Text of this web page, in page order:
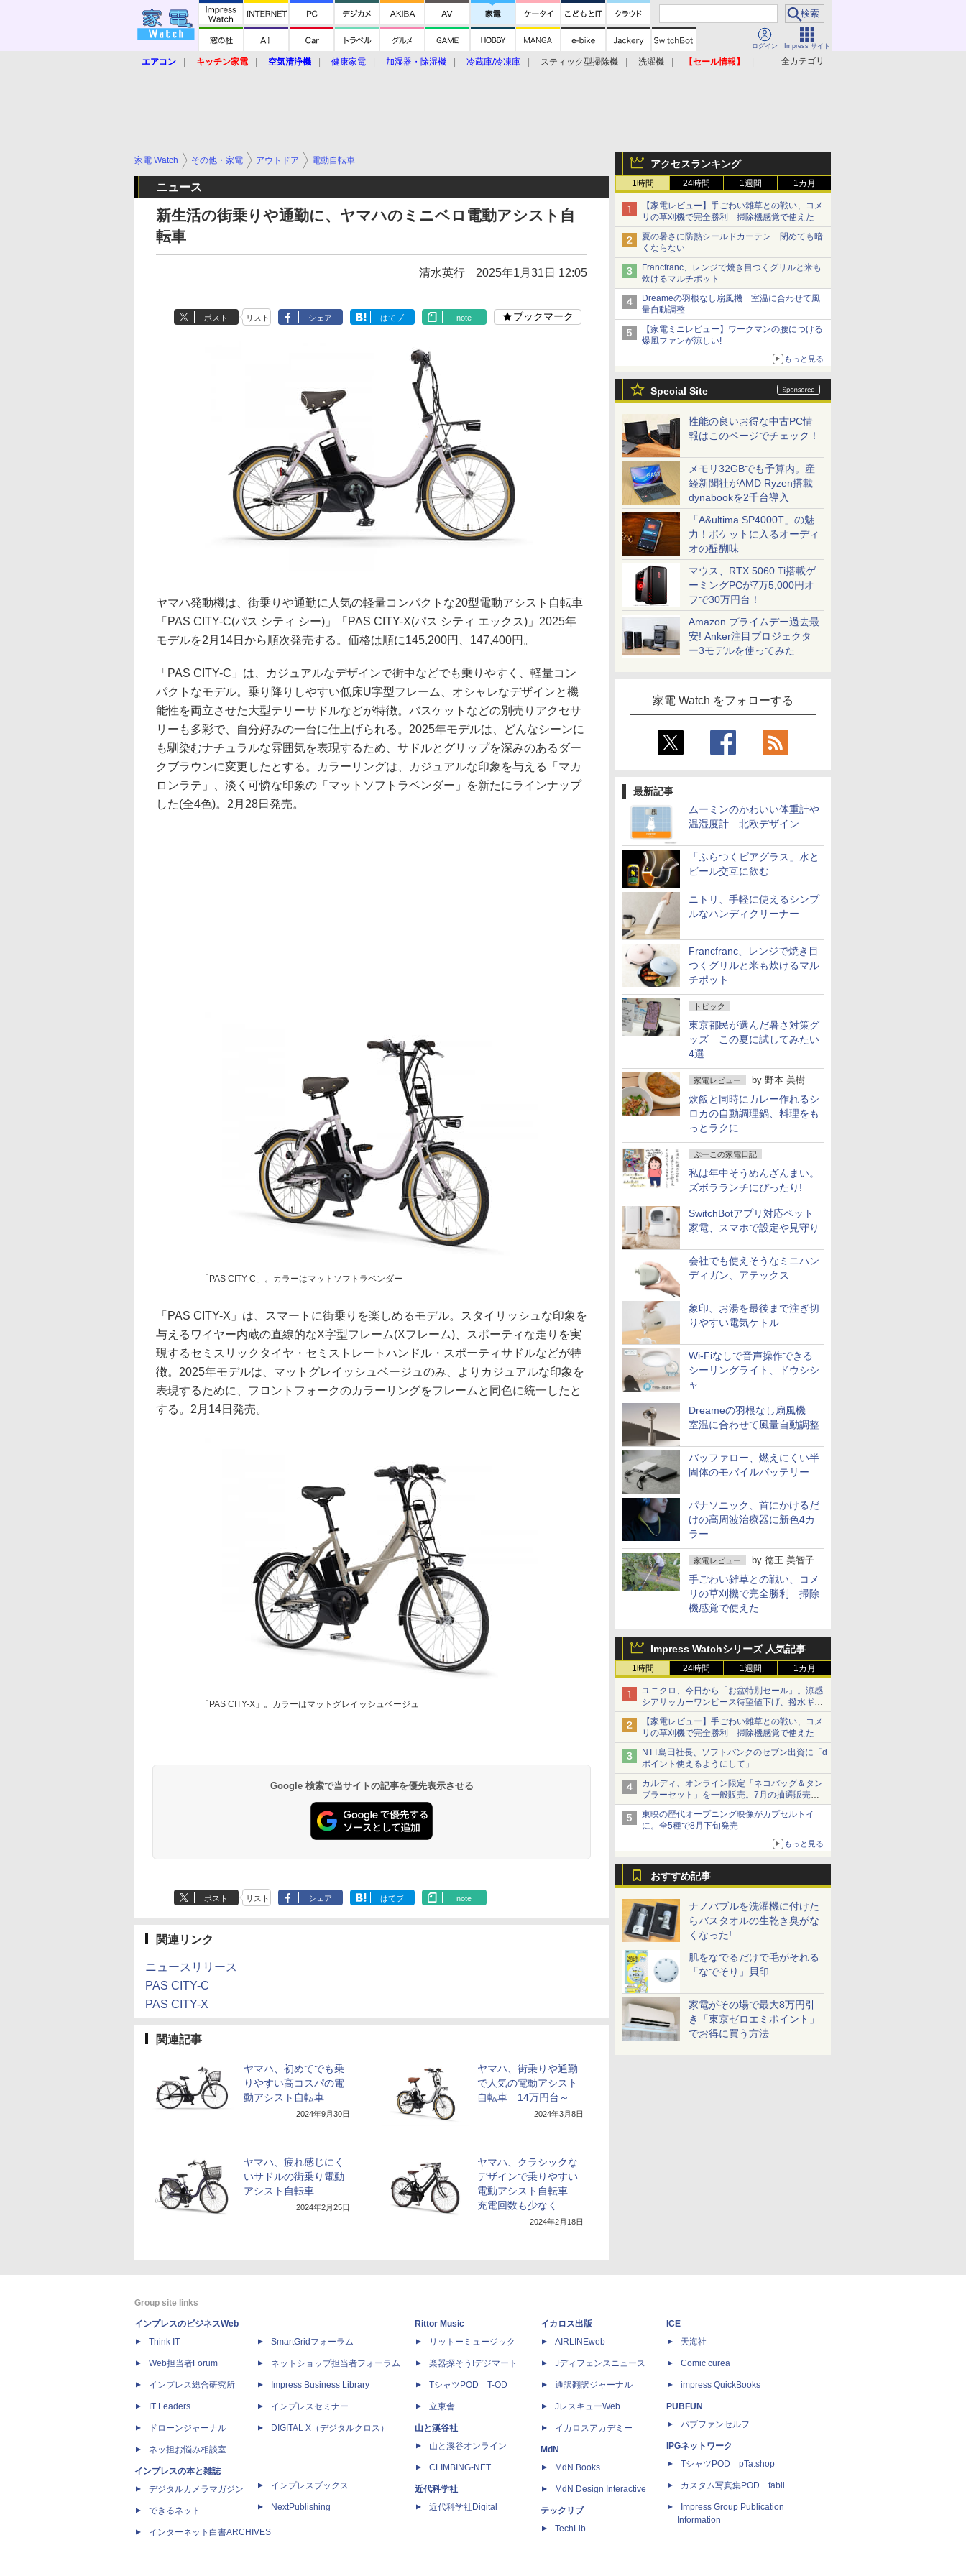
ログイン Impress サイト
全カテゴリ
エアコン キッチン家電 空気清浄機 健康家電 加湿器・除湿機 冷蔵庫/冷凍庫 スティック型掃除機 洗濯機
【セール情報】
アクセスランキング
1時間 24時間 1週間 1カ月
【家電レビュー】手ごわい雑草との戦い、コメ
リの草刈機で完全勝利 掃除機感覚で使えた
夏の暑さに防熱シールドカーテン 閉めても暗
くならない
Francfranc、レンジで焼き目つくグリルと米も
炊けるマルチポット
Dreameの羽根なし扇風機 室温に合わせて風
量自動調整
【家電ミニレビュー】ワークマンの腰につける
爆風ファンが涼しい!
もっと見る
Special Site
性能の良いお得な中古PC情
報はこのページでチェック！
メモリ32GBでも予算内。産
経新聞社がAMD Ryzen搭載
dynabookを2千台導入
「A&ultima SP4000T」の魅
力！ポケットに入るオーディ
オの醍醐味
マウス、RTX 5060 Ti搭載ゲ
ーミングPCが7万5,000円オ
フで30万円台！
Amazon プライムデー過去最
安! Anker注目プロジェクタ
ー3モデルを使ってみた
家電 Watch をフォローする
最新記事
ムーミンのかわいい体重計や
温湿度計 北欧デザイン
「ふらつくビアグラス」水と
ビール交互に飲む
ニトリ、手軽に使えるシンプ
ルなハンディクリーナー
Francfranc、レンジで焼き目
つくグリルと米も炊けるマル
チポット
トピック
東京都民が選んだ暑さ対策グ
ッズ この夏に試してみたい
4選
家電レビュー by 野本 美樹
炊飯と同時にカレー作れるシ
ロカの自動調理鍋、料理をも
っとラクに
ぷーこの家電日記
私は年中そうめんざんまい。
ズボラランチにぴったり!
SwitchBotアプリ対応ペット
家電、スマホで設定や見守り
会社でも使えそうなミニハン
ディガン、アテックス
象印、お湯を最後まで注ぎ切
りやすい電気ケトル
Wi-Fiなしで音声操作できる
シーリングライト、ドウシシ
ャ
Dreameの羽根なし扇風機
室温に合わせて風量自動調整
バッファロー、燃えにくい半
固体のモバイルバッテリー
パナソニック、首にかけるだ
けの高周波治療器に新色4カ
ラー
家電レビュー by 徳王 美智子
手ごわい雑草との戦い、コメ
リの草刈機で完全勝利 掃除
機感覚で使えた
Impress Watchシリーズ 人気記事
1時間 24時間 1週間 1カ月
ユニクロ、今日から「お盆特別セール」。涼感
シアサッカーワンピース待望値下げ、撥水ギア
ショーツは1990円に
【家電レビュー】手ごわい雑草との戦い、コメ
リの草刈機で完全勝利 掃除機感覚で使えた
NTT島田社長、ソフトバンクのセブン出資に「d
ポイント使えるようにして」
カルディ、オンライン限定「ネコバッグ＆タン
ブラーセット」を一般販売。7月の抽選販売の
当選無効分
東映の歴代オープニング映像がカプセルトイ
に。全5種で8月下旬発売
もっと見る
おすすめ記事
ナノバブルを洗濯機に付けた
らバスタオルの生乾き臭がな
くなった!
肌をなでるだけで毛がそれる
「なでそり」貝印
家電がその場で最大8万円引
き「東京ゼロエミポイント」
でお得に買う方法
家電 Watch その他・家電 アウトドア 電動自転車
ニュース
新生活の街乗りや通勤に、ヤマハのミニベロ電動アシスト自
転車
清水英行 2025年1月31日 12:05
ポスト リスト シェア はてブ note ブックマーク
ヤマハ発動機は、街乗りや通勤に人気の軽量コンパクトな20型電動アシスト自転車
「PAS CITY-C(パス シティ シー)」「PAS CITY-X(パス シティ エックス)」2025年
モデルを2月14日から順次発売する。価格は順に145,200円、147,400円。
「PAS CITY-C」は、カジュアルなデザインで街中などでも乗りやすく、軽量コン
パクトなモデル。乗り降りしやすい低床U字型フレーム、オシャレなデザインと機
能性を両立させた大型テリーサドルなどが特徴。バスケットなどの別売りアクセサ
リーも多彩で、自分好みの一台に仕上げられる。2025年モデルは、どんなシーンに
も馴染むナチュラルな雰囲気を表現するため、サドルとグリップを深みのあるダー
クブラウンに変更したとする。カラーリングは、カジュアルな印象を与える「マカ
ロンラテ」、淡く可憐な印象の「マットソフトラベンダー」を新たにラインナップ
した(全4色)。2月28日発売。
「PAS CITY-C」。カラーはマットソフトラベンダー
「PAS CITY-X」は、スマートに街乗りを楽しめるモデル。スタイリッシュな印象を
与えるワイヤー内蔵の直線的なX字型フレーム(Xフレーム)、スポーティな走りを実
現するセミスリックタイヤ・セミストレートハンドル・スポーティサドルなどが特
徴。2025年モデルは、マットグレイッシュベージュのみ、よりカジュアルな印象を
表現するために、フロントフォークのカラーリングをフレームと同色に統一したと
する。2月14日発売。
「PAS CITY-X」。カラーはマットグレイッシュベージュ
Google 検索で当サイトの記事を優先表示させる
ポスト リスト シェア はてブ note
関連リンク
ニュースリリース
PAS CITY-C
PAS CITY-X
関連記事
ヤマハ、初めてでも乗
りやすい高コスパの電
動アシスト自転車
2024年9月30日
ヤマハ、街乗りや通勤
で人気の電動アシスト
自転車 14万円台～
2024年3月8日
ヤマハ、疲れ感じにく
いサドルの街乗り電動
アシスト自転車
2024年2月25日
ヤマハ、クラシックな
デザインで乗りやすい
電動アシスト自転車
充電回数も少なく
2024年2月18日
Group site links
インプレスのビジネスWeb
Think IT
Web担当者Forum
インプレス総合研究所
IT Leaders
ドローンジャーナル
ネッ担お悩み相談室
インプレスの本と雑誌
デジタルカメラマガジン
できるネット
インターネット白書ARCHIVES
SmartGridフォーラム
ネットショップ担当者フォーラム
Impress Business Library
インプレスセミナー
DIGITAL X（デジタルクロス）
インプレスブックス
NextPublishing
Rittor Music
リットーミュージック
楽器探そう!デジマート
TシャツPOD T-OD
立東舎
山と溪谷社
山と溪谷オンライン
CLIMBING-NET
近代科学社
近代科学社Digital
イカロス出版
AIRLINEweb
Jディフェンスニュース
通訳翻訳ジャーナル
JレスキューWeb
イカロスアカデミー
MdN
MdN Books
MdN Design Interactive
テックリブ
TechLib
ICE
天海社
Comic curea
impress QuickBooks
PUBFUN
パブファンセルフ
IPGネットワーク
TシャツPOD pTa.shop
カスタム写真集POD fabli
Impress Group Publication
Information